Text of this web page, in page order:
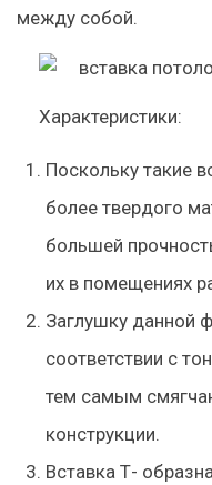
между собой.
Характеристики:
Поскольку такие
более твердого
большей
их в помещениях
Заглушку данной
соответствии с
тем самым
конструкции.
Вставка Т-